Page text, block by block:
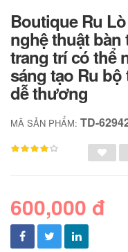
Boutique Ru
nghệ thuật
trang trí có thể
sáng tạo Ru
dễ thương
MÃ SẢN PHẨM: TD-
600,000 đ